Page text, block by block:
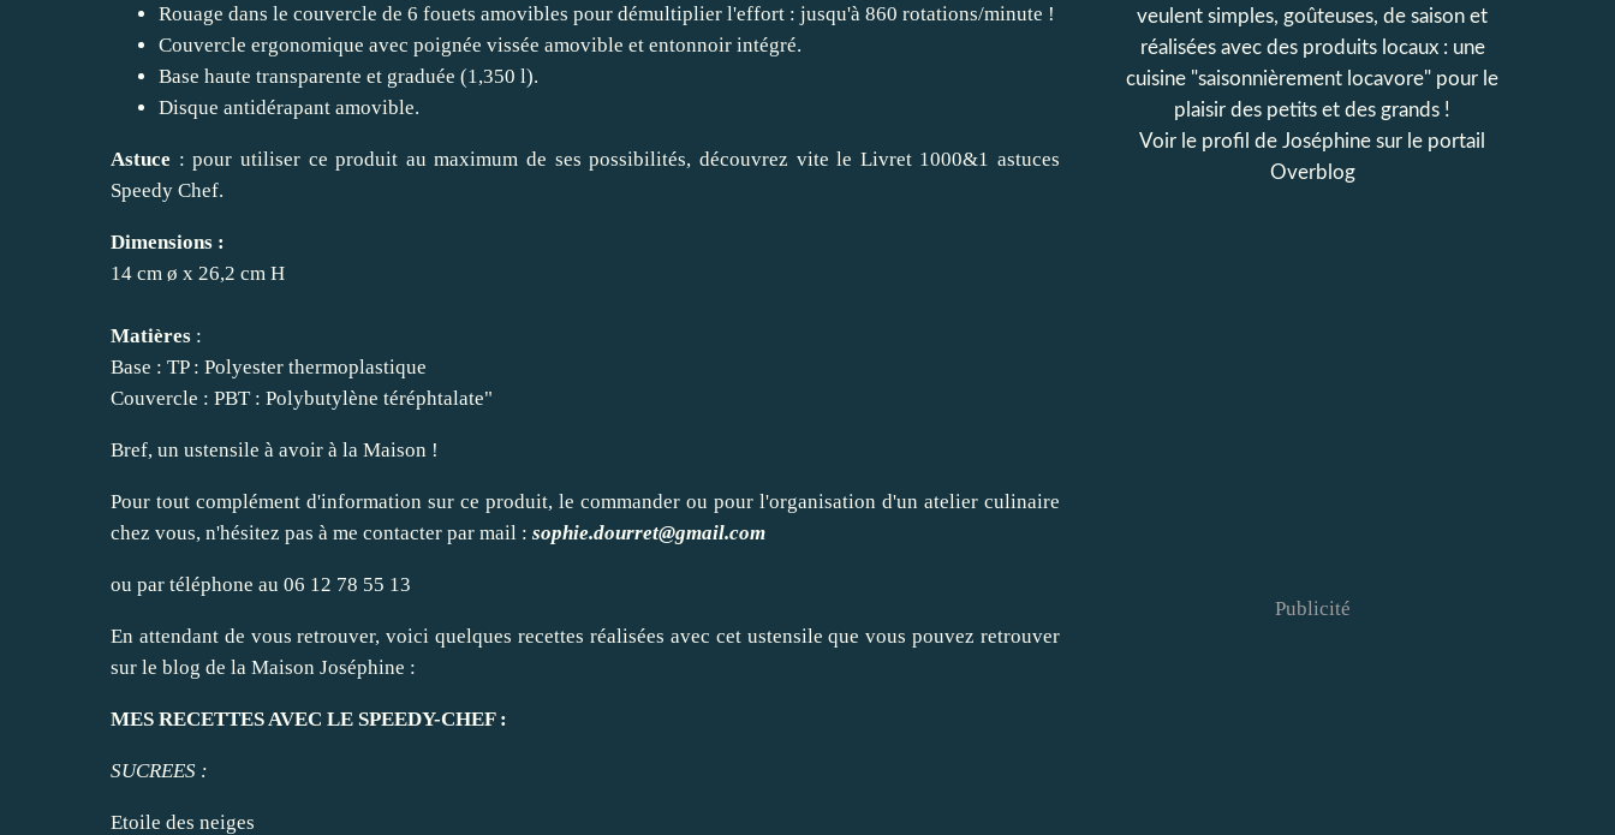
Rouage dans le couvercle de 6 fouets amovibles pour démultiplier l'effort : jusqu'à 860 rotations/minute !
Couvercle ergonomique avec poignée vissée amovible et entonnoir intégré.
Base haute transparente et graduée (1,350 l).
Disque antidérapant amovible.
Astuce : pour utiliser ce produit au maximum de ses possibilités, découvrez vite le Livret 1000&1 astuces
Speedy Chef.
Dimensions :
14 cm ø x 26,2 cm H
Matières :
Base : TP : Polyester thermoplastique
Couvercle : PBT : Polybutylène téréphtalate"
Bref, un ustensile à avoir à la Maison !
Pour tout complément d'information sur ce produit, le commander ou pour l'organisation d'un atelier culinaire
chez vous, n'hésitez pas à me contacter par mail : sophie.dourret@gmail.com
ou par téléphone au 06 12 78 55 13
En attendant de vous retrouver, voici quelques recettes réalisées avec cet ustensile que vous pouvez retrouver
sur le blog de la Maison Joséphine :
MES RECETTES AVEC LE SPEEDY-CHEF :
SUCREES :
Etoile des neiges
veulent simples, goûteuses, de saison et
réalisées avec des produits locaux : une
cuisine "saisonnièrement locavore" pour le
plaisir des petits et des grands !
Voir le profil de Joséphine sur le portail
Overblog
Publicité